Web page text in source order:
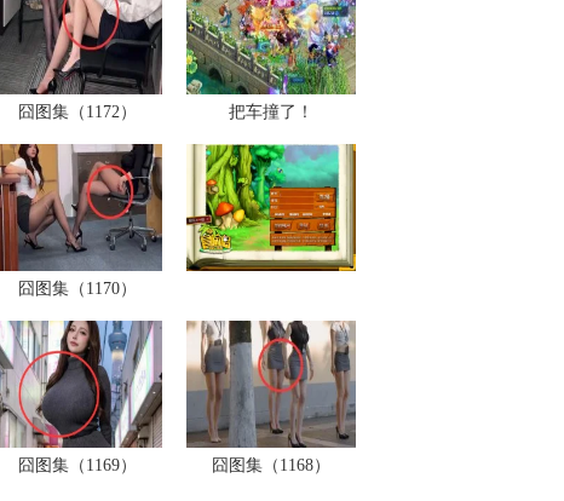
囧图集（1172） 把车撞了！
囧图集（1170）
囧图集（1169） 囧图集（1168）